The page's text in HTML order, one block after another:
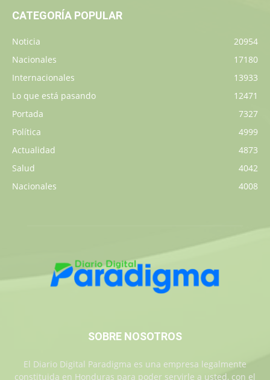
CATEGORÍA POPULAR
Noticia
20954
Nacionales
17180
Internacionales
13933
Lo que está pasando
12471
Portada
7327
Política
4999
Actualidad
4873
Salud
4042
Nacionales
4008
SOBRE NOSOTROS
El Diario Digital Paradigma es una empresa legalmente
constituida en Honduras para poder servirle a usted, con el